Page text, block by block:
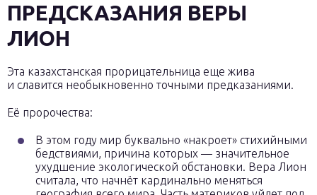
ПРЕДСКАЗАНИЯ ВЕРЫ
ЛИОН
Эта казахстанская прорицательница еще жива
и славится необыкновенно точными предказаниями.
Её пророчества:
В этом году мир буквально «накроет» стихийными
бедствиями, причина которых — значительное
ухудшение экологической обстановки. Вера Лион
считала, что начнёт кардинально меняться